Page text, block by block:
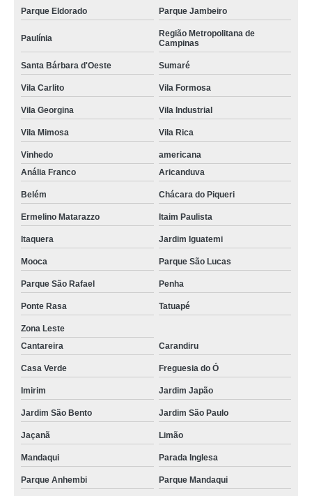
Parque Eldorado Parque Jambeiro
Paulínia
Região Metropolitana de
Campinas
Santa Bárbara d'Oeste Sumaré
Vila Carlito Vila Formosa
Vila Georgina Vila Industrial
Vila Mimosa Vila Rica
Vinhedo
americana
Anália Franco
Aricanduva
Belém Chácara do Piqueri
Ermelino Matarazzo Itaim Paulista
Itaquera Jardim Iguatemi
Mooca Parque São Lucas
Parque São Rafael Penha
Ponte Rasa Tatuapé
Zona Leste
Cantareira
Carandiru
Casa Verde Freguesia do Ó
Imirim Jardim Japão
Jardim São Bento Jardim São Paulo
Jaçanã Limão
Mandaqui Parada Inglesa
Parque Anhembi Parque Mandaqui